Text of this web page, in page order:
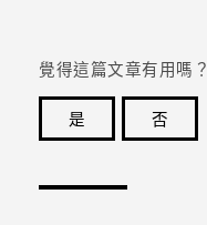
覺得這篇文章有用嗎？
是
否